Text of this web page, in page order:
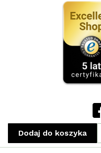
Sklep
Dodaj do koszyka